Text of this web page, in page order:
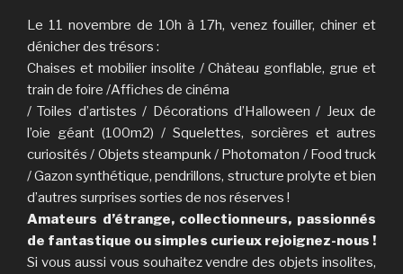
Le 11 novembre de 10h à 17h, venez fouiller, chiner et
dénicher des trésors :
Chaises et mobilier insolite / Château gonflable, grue et
train de foire /Affiches de cinéma
/ Toiles d’artistes / Décorations d’Halloween / Jeux de
l’oie géant (100m2) / Squelettes, sorcières et autres
curiosités / Objets steampunk / Photomaton / Food truck
/ Gazon synthétique, pendrillons, structure prolyte et bien
d’autres surprises sorties de nos réserves !
Amateurs d’étrange, collectionneurs, passionnés
de fantastique ou simples curieux rejoignez-nous !
Si vous aussi vous souhaitez vendre des objets insolites,